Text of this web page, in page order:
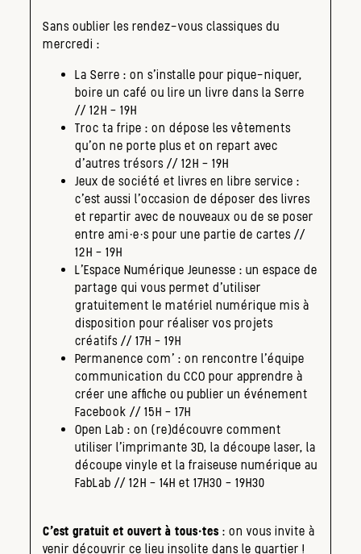
Sans oublier les rendez-vous classiques du
mercredi :
La Serre : on s’installe pour pique-niquer,
boire un café ou lire un livre dans la Serre
// 12H – 19H
Troc ta fripe : on dépose les vêtements
qu’on ne porte plus et on repart avec
d’autres trésors // 12H – 19H
Jeux de société et livres en libre service :
c’est aussi l’occasion de déposer des livres
et repartir avec de nouveaux ou de se poser
entre ami·e·s pour une partie de cartes //
12H – 19H
L’Espace Numérique Jeunesse : un espace de
partage qui vous permet d’utiliser
gratuitement le matériel numérique mis à
disposition pour réaliser vos projets
créatifs // 17H – 19H
Permanence com’ : on rencontre l’équipe
communication du CCO pour apprendre à
créer une affiche ou publier un événement
Facebook // 15H – 17H
Open Lab : on (re)découvre comment
utiliser l’imprimante 3D, la découpe laser, la
découpe vinyle et la fraiseuse numérique au
FabLab // 12H – 14H et 17H30 – 19H30
C’est gratuit et ouvert à tous·tes : on vous invite à
venir découvrir ce lieu insolite dans le quartier !